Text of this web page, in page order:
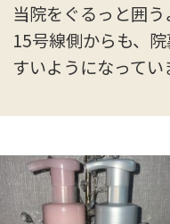
当院をぐるっと囲う
15号線側からも、
すいようになってい